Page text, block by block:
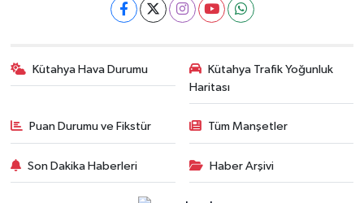
Kütahya Hava Durumu
Kütahya Trafik Yoğunluk
Haritası
Puan Durumu ve Fikstür Tüm Manşetler
Son Dakika Haberleri Haber Arşivi